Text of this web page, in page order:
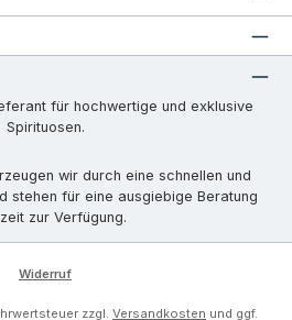
für hochwertige und exklusive
Spirituosen.
wir durch eine schnellen und
stehen für eine ausgiebige Beratung
zur Verfügung.
Widerruf
zzgl. Versandkosten und ggf.